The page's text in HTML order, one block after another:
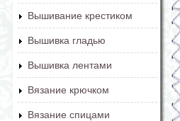
Вышивание крестиком
Вышивка гладью
Вышивка лентами
Вязание крючком
Вязание спицами